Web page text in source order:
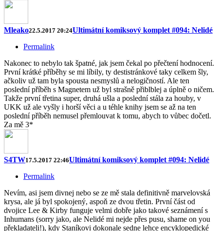
Mleako22.5.2017 20:24Ultimátní komiksový komplet #094: Nelidé
Permalink
Nakonec to nebylo tak špatné, jak jsem čekal po přečtení hodnocení.
První krátké příběhy se mi líbily, ty destistránkové taky celkem šly,
ačkoliv už tam byla spousta nesmyslů a nelogičností. Ale ten
poslední příběh s Magnetem už byl strašně přiblblej a úplně o ničem.
Takže první třetina super, druhá ušla a poslední stála za houby, v
UKK už ale vyšly i horší věci a u téhle knihy jsem se až na ten
poslední příběh nemusel přemlouvat k tomu, abych to vůbec dočetl.
Za mě 3*
S4TW17.5.2017 22:46Ultimátní komiksový komplet #094: Nelidé
Permalink
Nevím, asi jsem divnej nebo se ze mě stala definitivně marvelovská
krysa, ale já byl spokojený, aspoň ze dvou třetin. První část od
dvojice Lee & Kirby funguje velmi dobře jako takové seznámení s
Inhumans (sorry jako, ale Nelidé mi nejde přes pusu, shame on you
překladateli!), kdy Staníkovi dokonale sedne lehce encyklopedické